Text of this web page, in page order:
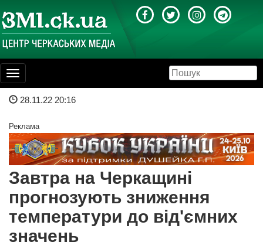
Toggle
navigation
28.11.22 20:16
Реклама
Завтра на Черкащині
прогнозують зниження
температури до від'ємних
значень